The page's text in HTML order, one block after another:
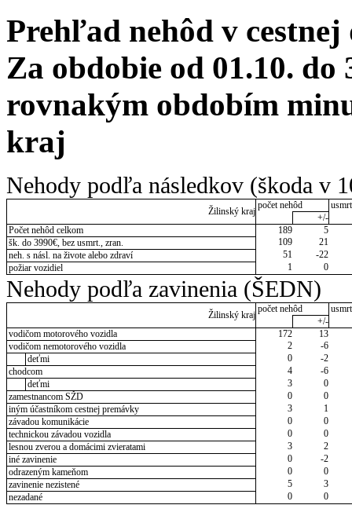
Prehľad nehôd v cestnej
Za obdobie od 01.10. do
rovnakým obdobím
kraj
Nehody podľa následkov (škoda v
Žilinský kraj
počet nehôd
+/-
Počet nehôd celkom
189
5
šk. do 3990€, bez usmrt., zran.
109
21
neh. s násl. na živote alebo zdraví
51
-22
požiar vozidiel
1 0
Nehody podľa zavinenia (ŠEDN)
Žilinský kraj
počet nehôd
+/-
vodičom motorového vozidla
172
13
vodičom nemotorového vozidla
2
-6
deťmi
0
-2
chodcom
4
-6
deťmi
3
0
zamestnancom SŽD
0
0
iným účastníkom cestnej premávky
3
1
závadou komunikácie
0
0
technickou závadou vozidla
0
0
lesnou zverou a domácimi zvieratami
3
2
iné zavinenie
0
-2
odrazeným kameňom
0
0
zavinenie nezistené
5
3
nezadané
0 0